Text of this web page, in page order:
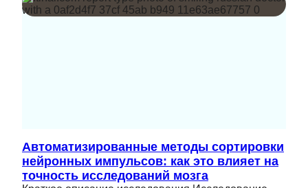
Автоматизированные методы сортировки
нейронных импульсов: как это влияет на
точность исследований мозга